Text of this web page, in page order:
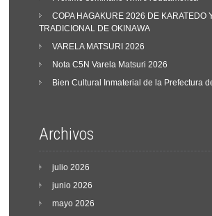
COPA HAGAKURE 2026 DE KARATEDO
TRADICIONAL DE OKINAWA
VARELA MATSURI 2026
Nota C5N Varela Matsuri 2026
Bien Cultural Inmaterial de la Prefectura
Archivos
julio 2026
junio 2026
mayo 2026